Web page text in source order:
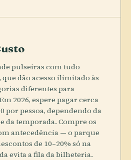
pulseiras com tudo
dão acesso ilimitado às
diferentes para
2026, espere pagar cerca
por pessoa, dependendo da
da temporada. Compre os
antecedência — o parque
de 10–20% só na
evita a fila da bilheteria.